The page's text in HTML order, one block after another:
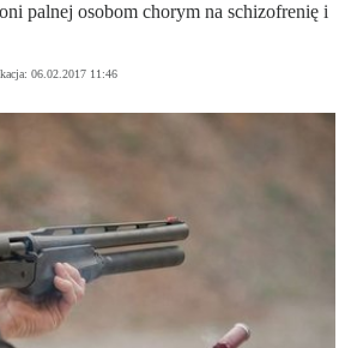
palnej osobom chorym na schizofrenię i
06.02.2017 11:46